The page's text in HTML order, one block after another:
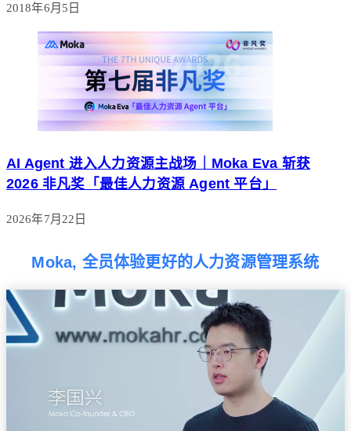
2018年6月5日
AI Agent 进入人力资源主战场｜Moka Eva 斩获
2026 非凡奖「最佳人力资源 Agent 平台」
2026年7月22日
Moka, 全员体验更好的人力资源管理系统